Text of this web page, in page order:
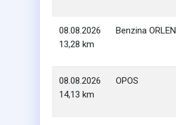
08.08.2026
13,28 km
Benzina ORLEN
08.08.2026
14,13 km
OPOS